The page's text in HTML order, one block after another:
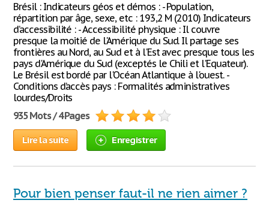
Brésil : Indicateurs géos et démos : - Population,
répartition par âge, sexe, etc : 193,2 M (2010) Indicateurs
d’accessibilité : - Accessibilité physique : Il couvre
presque la moitié de l'Amérique du Sud. Il partage ses
frontières au Nord, au Sud et à l'Est avec presque tous les
pays d'Amérique du Sud (exceptés le Chili et l'Equateur).
Le Brésil est bordé par l'Océan Atlantique à l'ouest. -
Conditions d’accès pays : Formalités administratives
lourdes/Droits
935 Mots / 4 Pages
Lire la suite Enregistrer
Pour bien penser faut-il ne rien aimer ?